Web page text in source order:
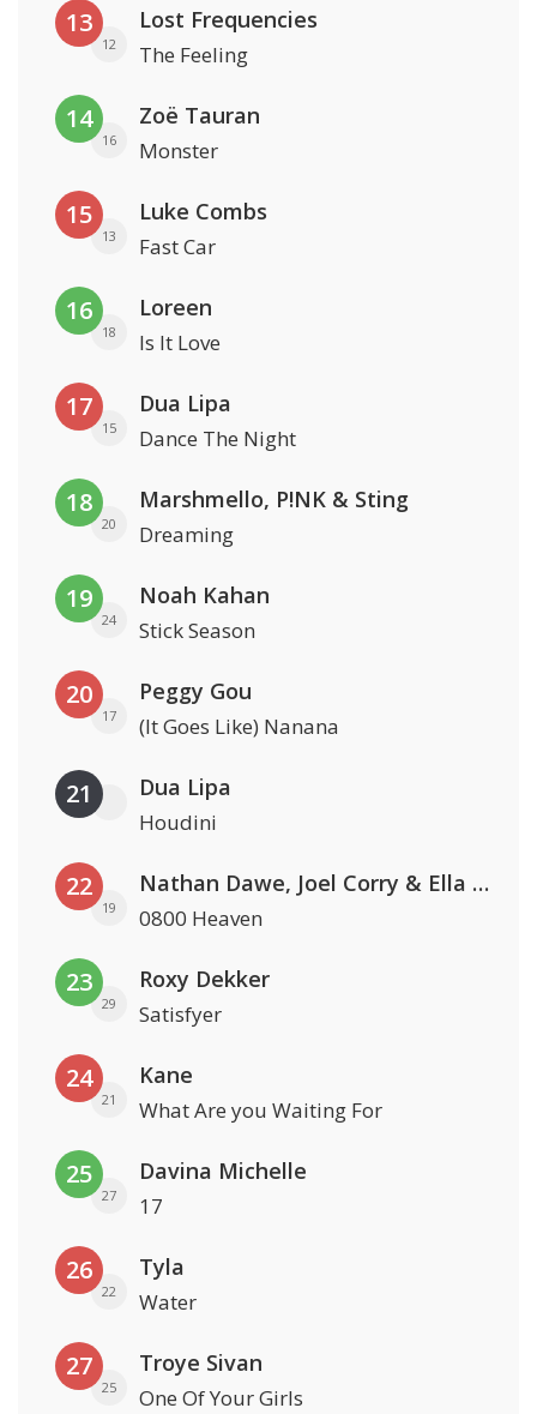
13
12
Lost Frequencies
The Feeling
14
16
Zoë Tauran
Monster
15
13
Luke Combs
Fast Car
16
18
Loreen
Is It Love
17
15
Dua Lipa
Dance The Night
18
20
Marshmello, P!NK & Sting
Dreaming
19
24
Noah Kahan
Stick Season
20
17
Peggy Gou
(It Goes Like) Nanana
21 Dua Lipa
Houdini
22
19
Nathan Dawe, Joel Corry & Ella Henderson
0800 Heaven
23
29
Roxy Dekker
Satisfyer
24
21
Kane
What Are you Waiting For
25
27
Davina Michelle
17
26
22
Tyla
Water
27
25
Troye Sivan
One Of Your Girls